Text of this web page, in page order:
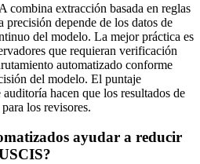
combina extracción basada en reglas
precisión depende de los datos de
del modelo. La mejor práctica es
que requieran verificación
automatizado conforme
del modelo. El puntaje
hacen que los resultados de
los revisores.
ayudar a reducir